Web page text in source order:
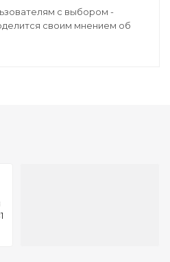
с выбором -
своим мнением об